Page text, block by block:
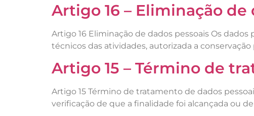
Artigo 16 – Eliminação de
Artigo 16 Eliminação de dados pessoais Os
técnicos das atividades, autorizada a conservação
Artigo 15 – Término de
Artigo 15 Término de tratamento de dados
verificação de que a finalidade foi alcançada ou